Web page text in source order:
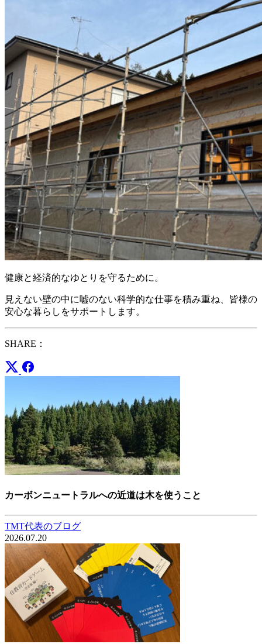
健康と経済的なゆとりを守るために。
見えない壁の中に嘘のない科学的な仕事を積み重ね、皆様の
安心な暮らしをサポートします。
SHARE：
カーボンニュートラルへの近道は木を使うこと
TMT代表のブログ
2026.07.20